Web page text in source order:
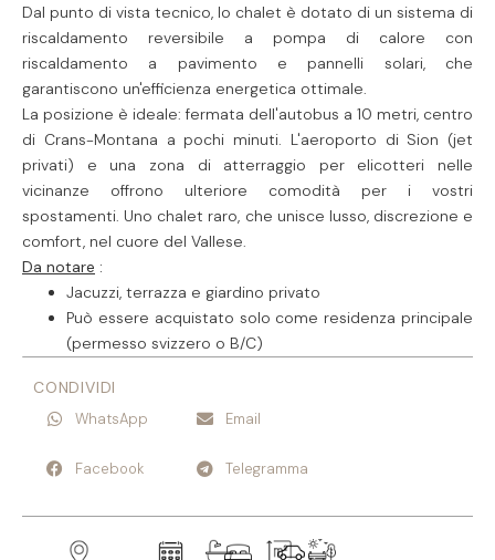
Dal punto di vista tecnico, lo chalet è dotato di un sistema di
riscaldamento reversibile a pompa di calore con
riscaldamento a pavimento e pannelli solari, che
garantiscono un'efficienza energetica ottimale.
La posizione è ideale: fermata dell'autobus a 10 metri, centro
di Crans-Montana a pochi minuti. L'aeroporto di Sion (jet
privati) e una zona di atterraggio per elicotteri nelle
vicinanze offrono ulteriore comodità per i vostri
spostamenti. Uno chalet raro, che unisce lusso, discrezione e
comfort, nel cuore del Vallese.
Da notare :
Jacuzzi, terrazza e giardino privato
Può essere acquistato solo come residenza principale
(permesso svizzero o B/C)
CONDIVIDI
WhatsApp Email
Facebook Telegramma